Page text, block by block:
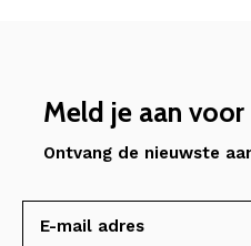
Meld je aan
Ontvang de nieuwste